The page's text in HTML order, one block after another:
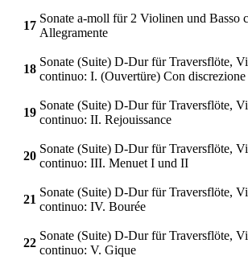
17
Sonate a-moll für 2 Violinen und Basso
Allegramente
18
Sonate (Suite) D-Dur für Traversflöte,
continuo: I. (Ouvertüre) Con discrezione
19
Sonate (Suite) D-Dur für Traversflöte,
continuo: II. Rejouissance
20
Sonate (Suite) D-Dur für Traversflöte,
continuo: III. Menuet I und II
21
Sonate (Suite) D-Dur für Traversflöte,
continuo: IV. Bourée
22
Sonate (Suite) D-Dur für Traversflöte,
continuo: V. Gique